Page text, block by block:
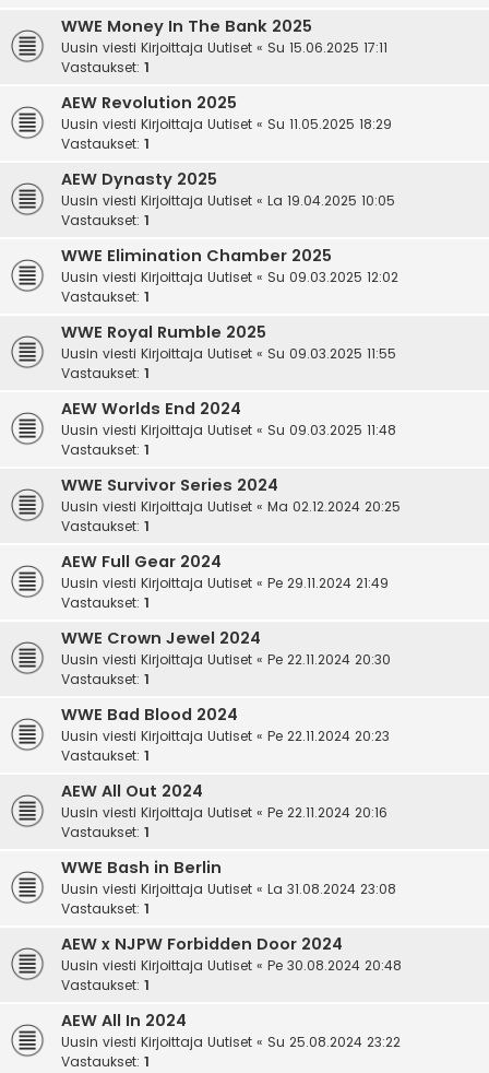
WWE Money In The Bank 2025
Uusin viesti Kirjoittaja Uutiset « Su 15.06.2025 17:11
Vastaukset: 1
AEW Revolution 2025
Uusin viesti Kirjoittaja Uutiset « Su 11.05.2025 18:29
Vastaukset: 1
AEW Dynasty 2025
Uusin viesti Kirjoittaja Uutiset « La 19.04.2025 10:05
Vastaukset: 1
WWE Elimination Chamber 2025
Uusin viesti Kirjoittaja Uutiset « Su 09.03.2025 12:02
Vastaukset: 1
WWE Royal Rumble 2025
Uusin viesti Kirjoittaja Uutiset « Su 09.03.2025 11:55
Vastaukset: 1
AEW Worlds End 2024
Uusin viesti Kirjoittaja Uutiset « Su 09.03.2025 11:48
Vastaukset: 1
WWE Survivor Series 2024
Uusin viesti Kirjoittaja Uutiset « Ma 02.12.2024 20:25
Vastaukset: 1
AEW Full Gear 2024
Uusin viesti Kirjoittaja Uutiset « Pe 29.11.2024 21:49
Vastaukset: 1
WWE Crown Jewel 2024
Uusin viesti Kirjoittaja Uutiset « Pe 22.11.2024 20:30
Vastaukset: 1
WWE Bad Blood 2024
Uusin viesti Kirjoittaja Uutiset « Pe 22.11.2024 20:23
Vastaukset: 1
AEW All Out 2024
Uusin viesti Kirjoittaja Uutiset « Pe 22.11.2024 20:16
Vastaukset: 1
WWE Bash in Berlin
Uusin viesti Kirjoittaja Uutiset « La 31.08.2024 23:08
Vastaukset: 1
AEW x NJPW Forbidden Door 2024
Uusin viesti Kirjoittaja Uutiset « Pe 30.08.2024 20:48
Vastaukset: 1
AEW All In 2024
Uusin viesti Kirjoittaja Uutiset « Su 25.08.2024 23:22
Vastaukset: 1